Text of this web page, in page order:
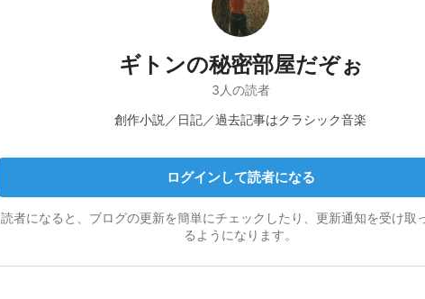
ギトンの秘密部屋だぞぉ
3人の読者
創作小説／日記／過去記事はクラシック音楽
ログインして読者になる
読者になると、ブログの更新を簡単にチェックしたり、更新通知を受け取
るようになります。